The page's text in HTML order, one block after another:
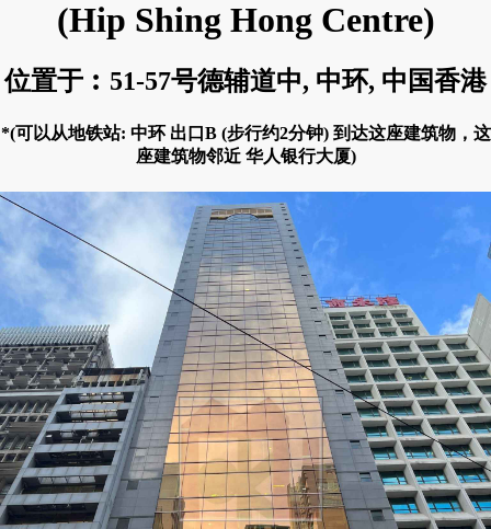
(Hip Shing Hong Centre)
位置于︰51-57号德辅道中, 中环, 中国香港
*(可以从地铁站: 中环 出口B (步行约2分钟) 到达这座建筑物，这
座建筑物邻近 华人银行大厦)